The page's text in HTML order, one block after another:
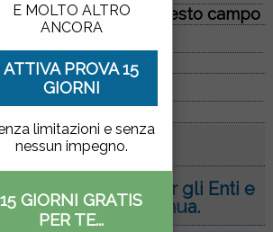
E MOLTO ALTRO
ANCORA
ATTIVA PROVA 15
GIORNI
limitazioni e senza
nessun impegno.
15 GIORNI GRATIS
PER TE...
il login per vedere questo campo
per vedere questo campo
n. 21 Farmaci per gli Enti e
SSR Puglia....Continua.